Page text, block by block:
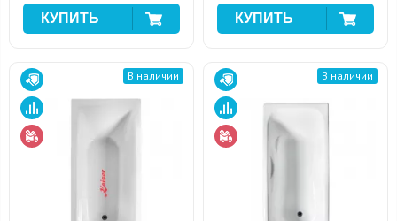
В наличии В наличии